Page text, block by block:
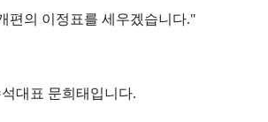
편의 이정표를 세우겠습니다."
대표 문희태입니다.